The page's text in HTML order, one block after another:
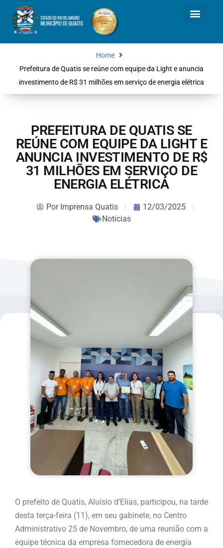
Home
Prefeitura de Quatis se reúne com equipe da Light e anuncia
investimento de R$ 31 milhões em serviço de energia elétrica
PREFEITURA DE QUATIS SE
REÚNE COM EQUIPE DA LIGHT E
ANUNCIA INVESTIMENTO DE R$
31 MILHÕES EM SERVIÇO DE
ENERGIA ELÉTRICA
PorImprensa Quatis
12/03/2025
Notícias
O prefeito de Quatis, Aluísio d’Elias, participou, na tarde
desta terça-feira (11), em seu gabinete, no Centro
Administrativo 25 de Novembro, de uma reunião com a
equipe técnica da empresa fornecedora de energia